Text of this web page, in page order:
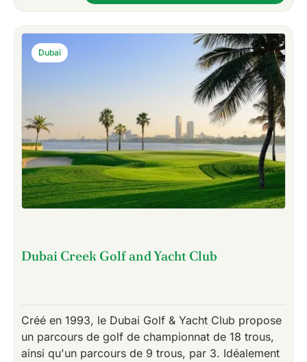
Dubai Creek Golf and Yacht Club
Créé en 1993, le Dubai Golf & Yacht Club propose
un parcours de golf de championnat de 18 trous,
ainsi qu'un parcours de 9 trous, par 3. Idéalement
Dubaï